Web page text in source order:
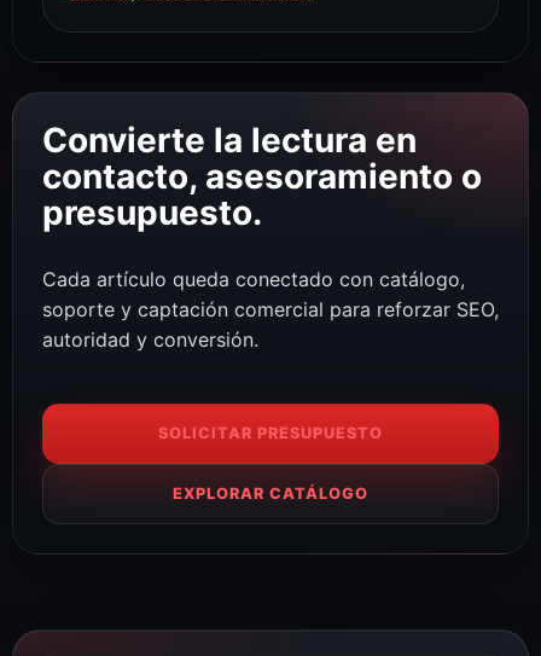
Convierte la lectura en
contacto, asesoramiento o
presupuesto.
Cada artículo queda conectado con catálogo,
soporte y captación comercial para reforzar SEO,
autoridad y conversión.
SOLICITAR PRESUPUESTO
EXPLORAR CATÁLOGO